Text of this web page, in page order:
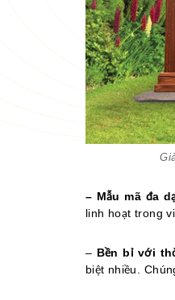
– Mẫu mã đa
linh hoạt trong
– Bền bỉ với
biệt nhiều.